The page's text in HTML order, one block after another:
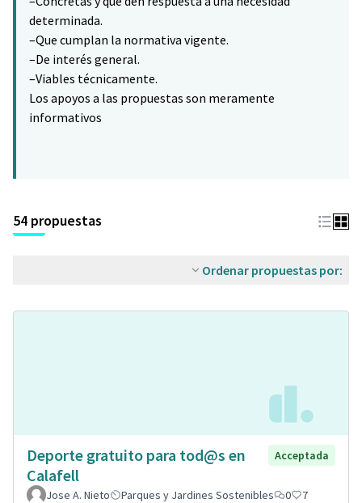
determinada.
–Que cumplan la normativa vigente.
–De interés general.
–Viables técnicamente.
Los apoyos a las propuestas son meramente
informativos
54 propuestas
Ordenar propuestas por:
Deporte gratuito para tod@s en
Calafell
Acceptada
Jose A. Nieto Parques y Jardines Sostenibles 0 7